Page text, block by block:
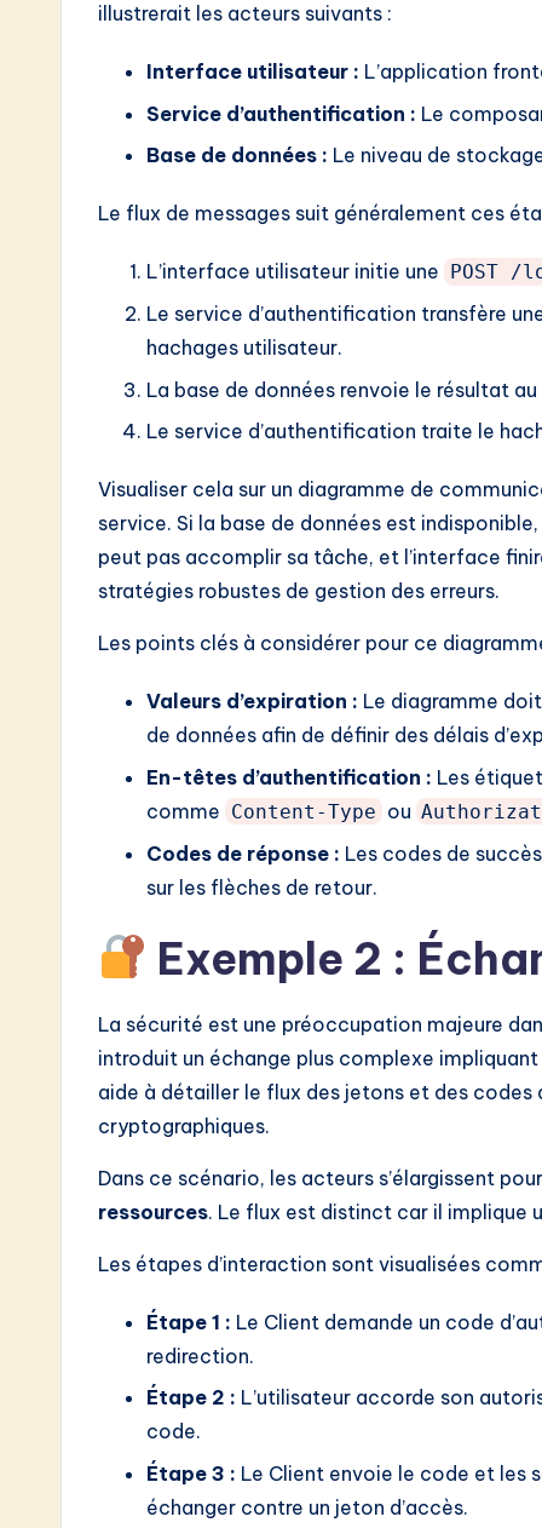
illustrerait les acteurs suivants :
Interface utilisateur : L’application
Service d’authentification : Le
Base de données : Le niveau de
Le flux de messages suit généralement ces
L’interface utilisateur initie une POST /
Le service d’authentification transfère
hachages utilisateur.
La base de données renvoie le résultat
Le service d’authentification traite le
Visualiser cela sur un diagramme de
service. Si la base de données est
peut pas accomplir sa tâche, et l’interface
stratégies robustes de gestion des erreurs.
Les points clés à considérer pour ce
Valeurs d’expiration : Le diagramme
de données afin de définir des délais
En-têtes d’authentification : Les
comme Content-Type ou
Codes de réponse : Les codes de
sur les flèches de retour.
Exemple 2 :
La sécurité est une préoccupation majeure
introduit un échange plus complexe
aide à détailler le flux des jetons et des codes
cryptographiques.
Dans ce scénario, les acteurs s’élargissent
ressources. Le flux est distinct car il implique
Les étapes d’interaction sont visualisées
Étape 1 : Le Client demande un code
redirection.
Étape 2 : L’utilisateur accorde son
code.
Étape 3 : Le Client envoie le code et les
échanger contre un jeton d’accès.